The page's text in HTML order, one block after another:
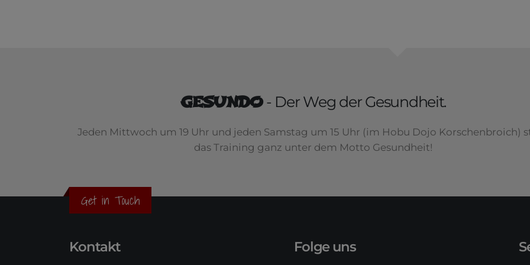
GESUNDO- Der Weg der Gesundheit.
Jeden Mittwoch um 19 Uhr und jeden Samstag um 15 Uhr (im Hobu Dojo Korschenbroich)
das Training ganz unter dem Motto Gesundheit!
Get in Touch
Kontakt Folge uns